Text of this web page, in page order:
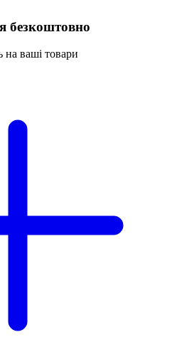
безкоштовно
на ваші товари